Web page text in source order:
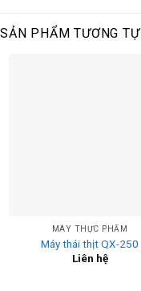
SẢN PHẨM TƯƠNG TỰ
MÁY THỰC PHẨM
Máy thái thịt QX-250
Liên hệ